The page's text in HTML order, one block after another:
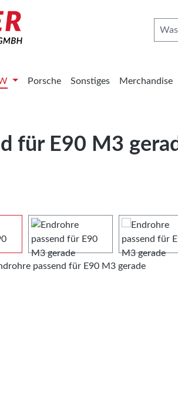
Porsche Sonstiges Merchandise
für E90 M3